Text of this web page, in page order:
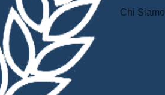
Chi Siamo